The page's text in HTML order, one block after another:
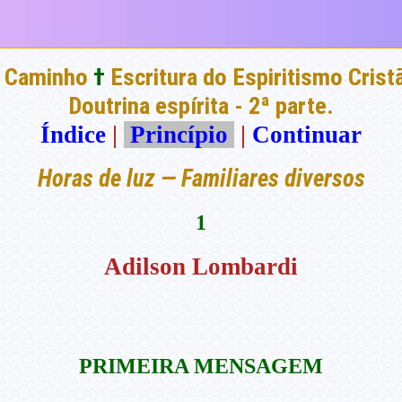
Caminho † Escritura do Espiritismo
Doutrina espírita - 2ª parte.
Índice | Princípio | Continuar
Horas de luz — Familiares diversos
1
Adilson Lombardi
PRIMEIRA MENSAGEM